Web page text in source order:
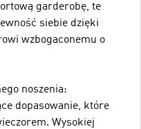
garderobę, te
siebie dzięki
wzbogaconemu o
noszenia:
dopasowanie, które
Wysokiej